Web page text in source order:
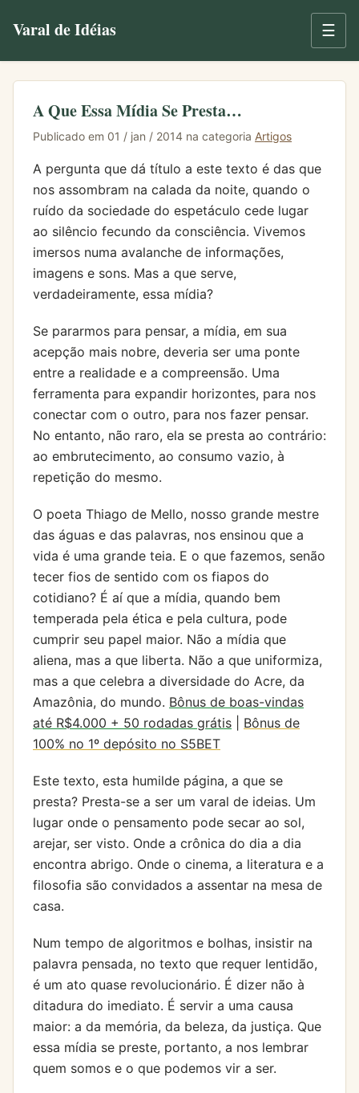
Varal de Idéias ☰
A Que Essa Mídia Se Presta…
Publicado em 01 / jan / 2014 na categoria Artigos
A pergunta que dá título a este texto é das que
nos assombram na calada da noite, quando o
ruído da sociedade do espetáculo cede lugar
ao silêncio fecundo da consciência. Vivemos
imersos numa avalanche de informações,
imagens e sons. Mas a que serve,
verdadeiramente, essa mídia?
Se pararmos para pensar, a mídia, em sua
acepção mais nobre, deveria ser uma ponte
entre a realidade e a compreensão. Uma
ferramenta para expandir horizontes, para nos
conectar com o outro, para nos fazer pensar.
No entanto, não raro, ela se presta ao contrário:
ao embrutecimento, ao consumo vazio, à
repetição do mesmo.
O poeta Thiago de Mello, nosso grande mestre
das águas e das palavras, nos ensinou que a
vida é uma grande teia. E o que fazemos, senão
tecer fios de sentido com os fiapos do
cotidiano? É aí que a mídia, quando bem
temperada pela ética e pela cultura, pode
cumprir seu papel maior. Não a mídia que
aliena, mas a que liberta. Não a que uniformiza,
mas a que celebra a diversidade do Acre, da
Amazônia, do mundo. Bônus de boas-vindas
até R$4.000 + 50 rodadas grátis
Bônus de
100% no 1º depósito no S5BET
Este texto, esta humilde página, a que se
presta? Presta-se a ser um varal de ideias. Um
lugar onde o pensamento pode secar ao sol,
arejar, ser visto. Onde a crônica do dia a dia
encontra abrigo. Onde o cinema, a literatura e a
filosofia são convidados a assentar na mesa de
casa.
Num tempo de algoritmos e bolhas, insistir na
palavra pensada, no texto que requer lentidão,
é um ato quase revolucionário. É dizer não à
ditadura do imediato. É servir a uma causa
maior: a da memória, da beleza, da justiça. Que
essa mídia se preste, portanto, a nos lembrar
quem somos e o que podemos vir a ser.